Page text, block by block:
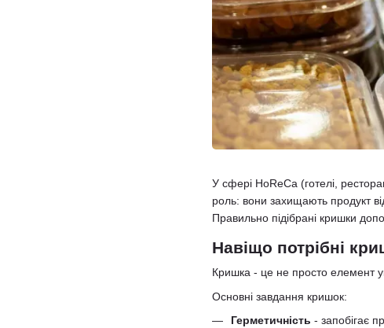
У сфері HoReCa (готелі,
роль: вони захищають продукт
Правильно підібрані кришки
Навіщо потрібні
Кришка - це не просто елемент
Основні завдання кришок:
Герметичність - запобігає